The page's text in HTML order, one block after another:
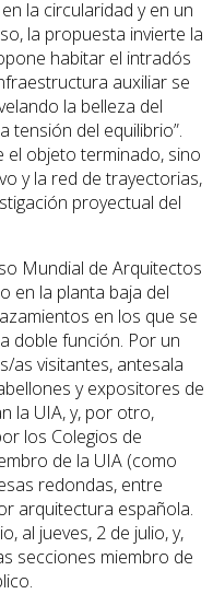
la circularidad y en un
la propuesta invierte la
habitar el intradós
auxiliar se
la belleza del
tensión del equilibrio”.
el objeto terminado, sino
y la red de trayectorias,
proyectual del
Mundial de Arquitectos
en la planta baja del
en los que se
doble función. Por un
as visitantes, antesala
y expositores de
la UIA, y, por otro,
los Colegios de
de la UIA (como
redondas, entre
arquitectura española.
al jueves, 2 de julio, y,
secciones miembro de